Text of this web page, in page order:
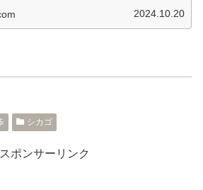
2024.10.20
シカゴ
スポンサーリンク